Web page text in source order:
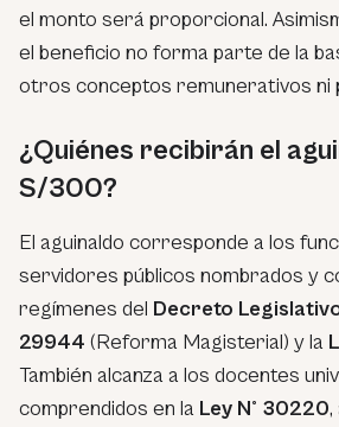
el monto será proporcional.
el beneficio no forma parte de la
otros conceptos remunerativos ni
¿Quiénes recibirán el
S/300?
El aguinaldo corresponde a los
servidores públicos nombrados y
regímenes del Decreto Legislativo
29944 (Reforma Magisterial) y la
También alcanza a los docentes
comprendidos en la Ley N° 30220,